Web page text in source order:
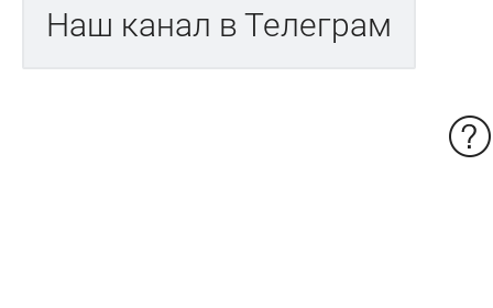
Наш канал в Телеграм